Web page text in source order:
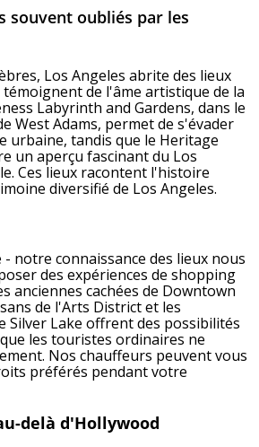
souvent oubliés par les
Los Angeles abrite des lieux
de l'âme artistique de la
Labyrinth and Gardens, dans le
West Adams, permet de s'évader
urbaine, tandis que le Heritage
un aperçu fascinant du Los
Ces lieux racontent l'histoire
diversifié de Los Angeles.
notre connaissance des lieux nous
des expériences de shopping
anciennes cachées de Downtown
de l'Arts District et les
Silver Lake offrent des possibilités
les touristes ordinaires ne
Nos chauffeurs peuvent vous
préférés pendant votre
delà d'Hollywood